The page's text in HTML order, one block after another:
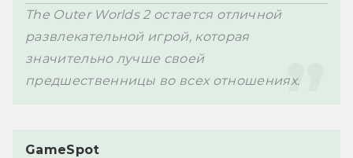
The Outer Worlds 2 остается отличной
развлекательной игрой, которая
значительно лучше своей
предшественницы во всех отношениях.
GameSpot